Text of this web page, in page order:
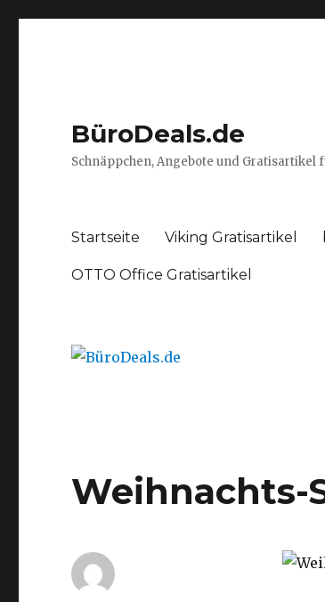
BüroDeals.de
Schnäppchen, Angebote und Gratisartikel
Startseite Viking Gratisartikel
OTTO Office Gratisartikel
Weihnachts-